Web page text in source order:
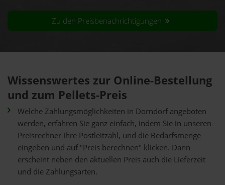
Zu den Preisbenachrichtigungen
Wissenswertes zur Online-Bestellung
und zum Pellets-Preis
Welche Zahlungsmöglichkeiten in Dorndorf angeboten
werden, erfahren Sie ganz einfach, indem Sie in unseren
Preisrechner Ihre Postleitzahl, und die Bedarfsmenge
eingeben und auf "Preis berechnen" klicken. Dann
erscheint neben den aktuellen Preis auch die Lieferzeit
und die Zahlungsarten.